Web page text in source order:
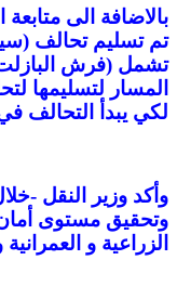
بالاضافة الى
لكي يبدأ التحالف
وأكد وزير النقل -
وتحقيق مستوى أمان
الزراعية و